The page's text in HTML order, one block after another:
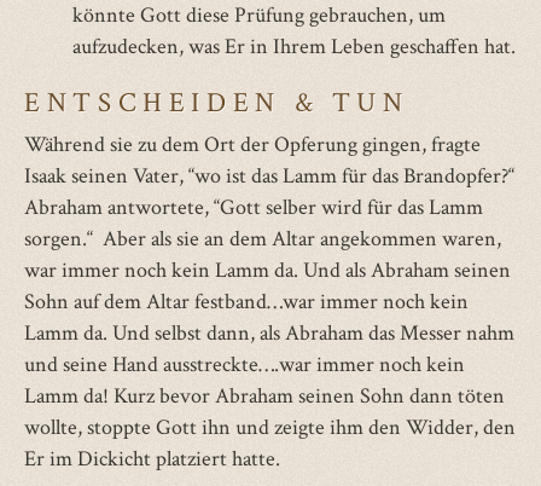
könnte Gott diese Prüfung gebrauchen, um
aufzudecken, was Er in Ihrem Leben geschaffen hat.
ENTSCHEIDEN & TUN
Während sie zu dem Ort der Opferung gingen, fragte
Isaak seinen Vater, “wo ist das Lamm für das Brandopfer?“
Abraham antwortete, “Gott selber wird für das Lamm
sorgen.“ Aber als sie an dem Altar angekommen waren,
war immer noch kein Lamm da. Und als Abraham seinen
Sohn auf dem Altar festband…war immer noch kein
Lamm da. Und selbst dann, als Abraham das Messer nahm
und seine Hand ausstreckte….war immer noch kein
Lamm da! Kurz bevor Abraham seinen Sohn dann töten
wollte, stoppte Gott ihn und zeigte ihm den Widder, den
Er im Dickicht platziert hatte.